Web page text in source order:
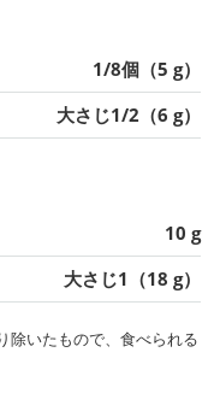
1/8個（5 g）
大さじ1/2（6 g）
10 g
大さじ1（18 g）
除いたもので、食べられる